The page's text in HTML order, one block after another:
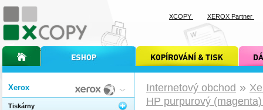
Internetový obchod »
HP purpurový
Xerox
Tiskárny
úvodní stránka xcopyinternetový obchod xcopy kopírování a tisk xcopy dárkové
XCOPY XEROX Partner